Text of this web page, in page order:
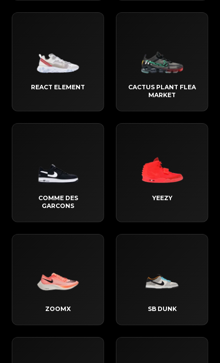
REACT ELEMENT
CACTUS PLANT FLEA
MARKET
COMME DES
GARCONS
YEEZY
ZOOMX SB DUNK